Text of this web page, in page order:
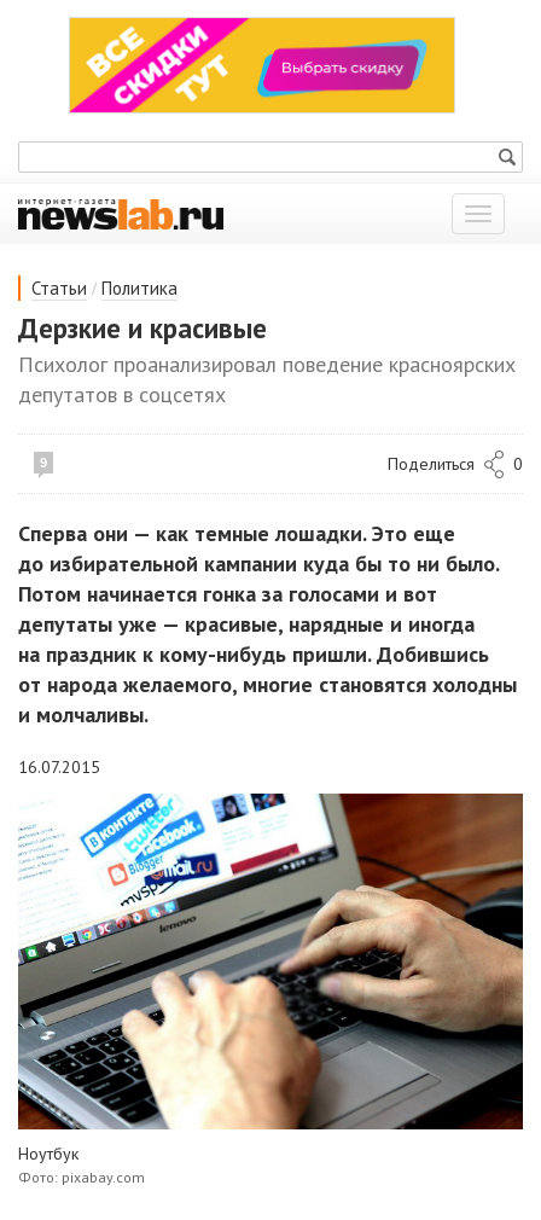
Показать
меню
Статьи / Политика
Дерзкие и красивые
Психолог проанализировал поведение красноярских
депутатов в соцсетях
9 Поделиться 0
Сперва они — как темные лошадки. Это еще
до избирательной кампании куда бы то ни было.
Потом начинается гонка за голосами и вот
депутаты уже — красивые, нарядные и иногда
на праздник к кому-нибудь пришли. Добившись
от народа желаемого, многие становятся холодны
и молчаливы.
16.07.2015
Ноутбук
Фото: pixabay.com